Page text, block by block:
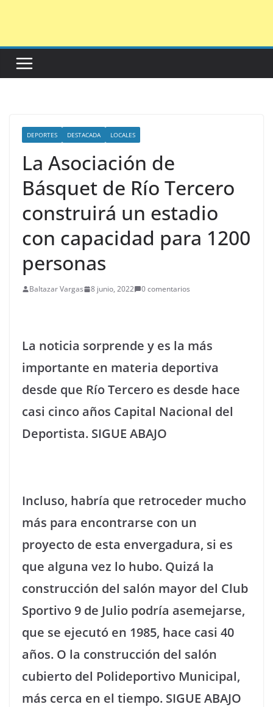
DEPORTES DESTACADA LOCALES
La Asociación de
Básquet de Río Tercero
construirá un estadio
con capacidad para 1200
personas
Baltazar Vargas 8 junio, 2022 0 comentarios
La noticia sorprende y es la más
importante en materia deportiva
desde que Río Tercero es desde hace
casi cinco años Capital Nacional del
Deportista. SIGUE ABAJO
Incluso, habría que retroceder mucho
más para encontrarse con un
proyecto de esta envergadura, si es
que alguna vez lo hubo. Quizá la
construcción del salón mayor del Club
Sportivo 9 de Julio podría asemejarse,
que se ejecutó en 1985, hace casi 40
años. O la construcción del salón
cubierto del Polideportivo Municipal,
más cerca en el tiempo. SIGUE ABAJO